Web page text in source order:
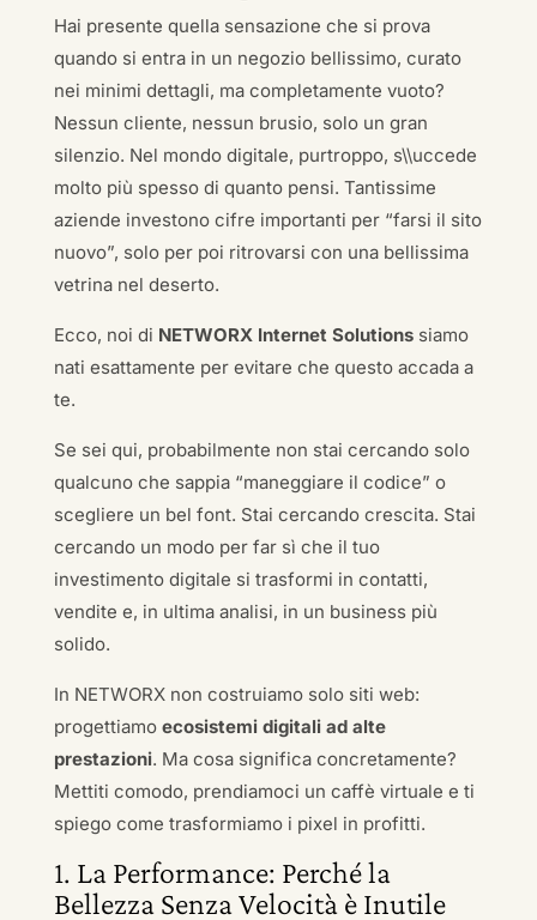
Hai presente quella sensazione che si prova
quando si entra in un negozio bellissimo, curato
nei minimi dettagli, ma completamente vuoto?
Nessun cliente, nessun brusio, solo un gran
silenzio. Nel mondo digitale, purtroppo, s\\uccede
molto più spesso di quanto pensi. Tantissime
aziende investono cifre importanti per “farsi il sito
nuovo”, solo per poi ritrovarsi con una bellissima
vetrina nel deserto.
Ecco, noi di NETWORX Internet Solutionssiamo
nati esattamente per evitare che questo accada a
te.
Se sei qui, probabilmente non stai cercando solo
qualcuno che sappia “maneggiare il codice” o
scegliere un bel font. Stai cercando crescita. Stai
cercando un modo per far sì che il tuo
investimento digitale si trasformi in contatti,
vendite e, in ultima analisi, in un business più
solido.
In NETWORX non costruiamo solo siti web:
progettiamo ecosistemi digitali ad alte
prestazioni. Ma cosa significa concretamente?
Mettiti comodo, prendiamoci un caffè virtuale e ti
spiego come trasformiamo i pixel in profitti.
1. La Performance: Perché la
Bellezza Senza Velocità è Inutile